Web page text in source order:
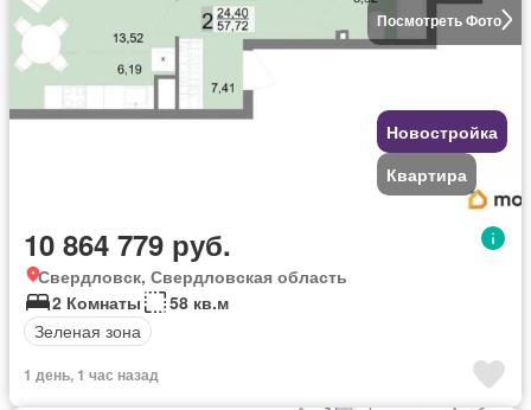
Посмотреть Фото
Новостройка
Квартира
10 864 779 руб.
Свердловск, Свердловская область
2 Комнаты
58 кв.м
Зеленая зона
1 день, 1 час назад